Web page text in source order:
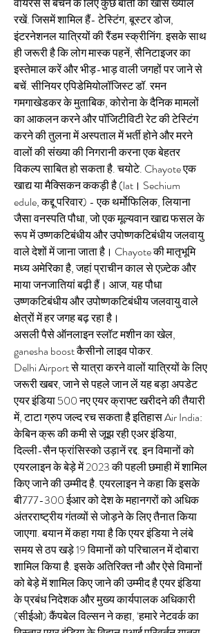
रखें. जिसमें शामिल हैं- टेस्टिंग, बूस्टर डोज,
इंटरनेशनल यात्रियों की रैंडम स्क्रीनिंग. इसके साथ
ही जरूरी है कि लोग मास्क पहनें, सैनिटाइजर का
इस्तेमाल करें और भीड़-भाड़ वाली जगहों पर जाने से
बचें. सीनियर एपिडेमियोलॉजिस्ट डॉ. रमन
गमगाखेडकर के मुताबिक, कोरोना के दैनिक मामलों
का आकलन करने और पॉजिटीविटी रेट की टेस्टिंग
करने की तुलना में अस्पताल में भर्ती होने और मरने
वालों की संख्या की निगरानी करना एक बेहतर
विकल्प साबित हो सकता है. चयोटे. Chayote एक
खाद्य या मैक्सिकन ककड़ी है (lat। Sechium
edule, कद्दू परिवार) - एक थर्मोफिलिक, लियाना
जैसा वनस्पति पौधा, जो एक मूल्यवान खाद्य फसल के
रूप में उष्णकटिबंधीय और उपोष्णकटिबंधीय जलवायु
वाले देशों में जाना जाता है। Chayote की मातृभूमि
मध्य अमेरिका है, जहां प्राचीन काल से एज़्टेक और
माया जनजातियां बढ़ी हैं। आज, यह पौधा
उष्णकटिबंधीय और उपोष्णकटिबंधीय जलवायु वाले
क्षेत्रों में हर जगह बढ़ रहा है।
असली पैसे ऑनलाइन स्लॉट मशीन का खेल,
ganesha boost कैसीनो लाइव पोकर.
Delhi Airport से यात्रा करने वालों यात्रियों के लिए
जरूरी खबर, जाने से पहले जान लें यह बड़ा अपडेट
एयर इंडिया 500 नए एयर क्राफ्ट खरीदने की तैयारी
में, टाटा ग्रुप जल्द रच सकता है इतिहास Air India:
केबिन क्रू की कमी से जूझ रही एअर इंडिया,
दिल्ली-सैन फ्रांसिस्को उड़ानें रद्द. इन विमानों को
एयरलाइन के बेड़े में 2023 की पहली छमाही में शामिल
किए जाने की उम्मीद है. एयरलाइन ने कहा कि इसके
बी777-300 ईआर को देश के महानगरों को अधिक
अंतरराष्ट्रीय गंतव्यों से जोड़ने के लिए तैनात किया
जाएगा. बयान में कहा गया है कि एयर इंडिया ने लंबे
समय से ठप खड़े 19 विमानों को परिचालन में दोबारा
शामिल किया है. इसके अतिरिक्त नौ और ऐसे विमानों
को बेड़े में शामिल किए जाने की उम्मीद है एयर इंडिया
के प्रबंध निदेशक और मुख्य कार्यपालक अधिकारी
(सीईओ) कैंपबेल विल्सन ने कहा, ‘हमारे नेटवर्क का